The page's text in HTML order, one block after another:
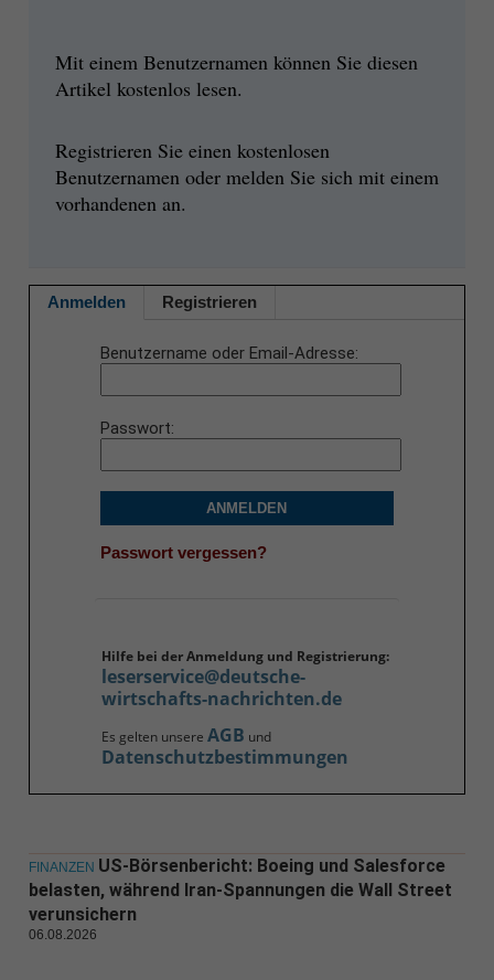
Mit einem Benutzernamen können Sie diesen
Artikel kostenlos lesen.
Registrieren Sie einen kostenlosen
Benutzernamen oder melden Sie sich mit einem
vorhandenen an.
Anmelden Registrieren
Benutzername oder Email-Adresse
Passwort
ANMELDEN
Passwort vergessen?
Hilfe bei der Anmeldung und Registrierung:
leserservice@deutsche-
wirtschafts-nachrichten.de
Es gelten unsere AGB und
Datenschutzbestimmungen
FINANZEN US-Börsenbericht: Boeing und Salesforce
belasten, während Iran-Spannungen die Wall Street
verunsichern
06.08.2026